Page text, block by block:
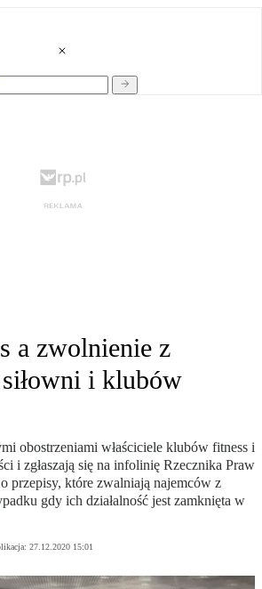
a zwolnienie z
i klubów
obostrzeniami właściciele klubów fitness i
i zgłaszają się na infolinię Rzecznika Praw
przepisy, które zwalniają najemców z
gdy ich działalność jest zamknięta w
27.12.2020 15:01